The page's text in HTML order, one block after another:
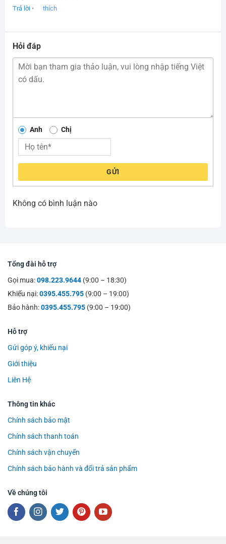
sao
Trả lời • thích
Hỏi đáp
Anh Chị
GỬI
Không có bình luận nào
Tổng đài hỗ trợ
Gọi mua:098.223.9644 (9:00 – 18:30)
Khiếu nại:0395.455.795 (9:00 – 19:00)
Bảo hành:0395.455.795 (9:00 – 19:00)
Hỗ trợ
Gửi góp ý, khiếu nại
Giới thiệu
Liên Hệ
Thông tin khác
Chính sách bảo mật
Chính sách thanh toán
Chính sách vận chuyển
Chính sách bảo hành và đổi trả sản phẩm
Về chúng tôi